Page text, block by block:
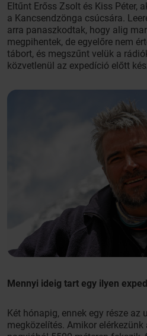
Eltűnt Erőss Zsolt és Kiss Péter,
a Kancsendzönga csúcsára.
arra panaszkodtak, hogy alig
megpihentek, de egyelőre nem
tábort, és megszűnt velük a
közvetlenül az expedíció előtt
Mennyi ideig tart egy ilyen
Két hónapig, ennek egy része az
megközelítés. Amikor